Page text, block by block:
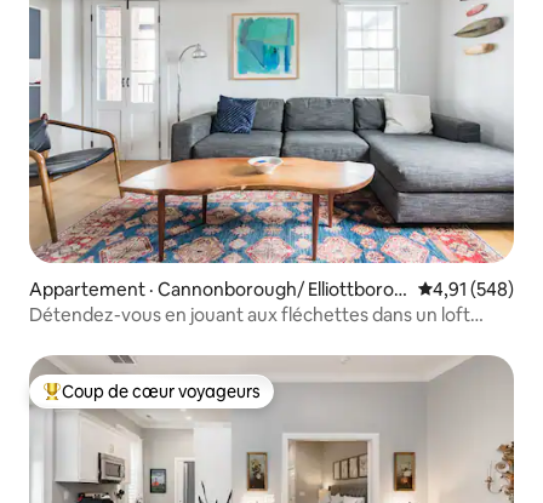
Appartement · Cannonborough/ Elliottborou
gh
Note
4,91 (548)
Détendez-vous en jouant aux fléchettes dans un loft
Coup de cœur voyageurs parmi les plus aimés
Coup de cœur voyageurs